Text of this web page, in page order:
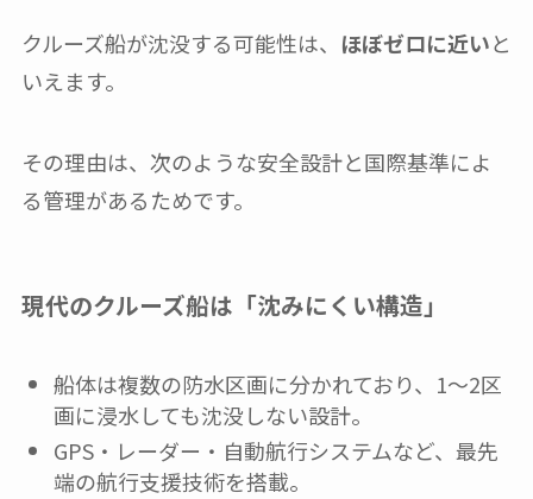
クルーズ船が沈没する可能性は、 ほぼゼロに近いと
いえます。
その理由は、次のような安全設計と国際基準によ
る管理があるためです。
現代のクルーズ船は「沈みにくい構造」
船体は複数の防水区画に分かれており、1〜2区
画に浸水しても沈没しない設計。
GPS・レーダー・自動航行システムなど、最先
端の航行支援技術を搭載。